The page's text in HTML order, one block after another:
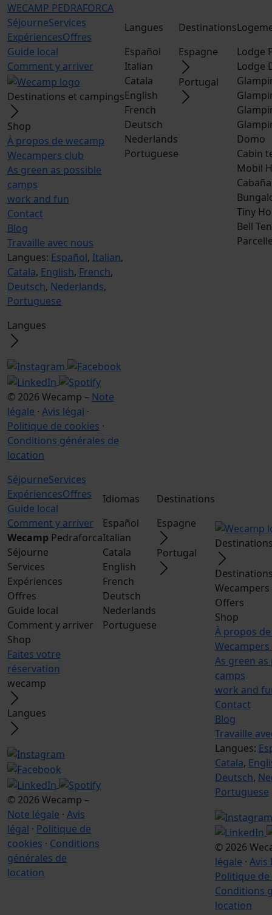
WECAMP PEDRAFORCA
SéjourneServices
ExpériencesOffres
Guide local
Comment y arriver
Destinations et campings
Shop
À propos de wecamp
Wecampers club
As green as possible
camps
work and fun
Contact
Blog
Travaille avec nous
Langues: Español, Italian,
Catala, English, French,
Deutsch, Nederlands,
Portuguese
Langues
© 2026 Wecamp – Note
légale · Avis légal ·
Politique de cookies ·
Conditions générales de
location
Langues
Español
Italian
Catala
English
French
Deutsch
Nederlands
Portuguese
Destinations
Espagne
Portugal
Lodge
Lodge
Domo
Cabin
Mobil
Tiny
Bell
SéjourneServices
ExpériencesOffres
Guide local
Comment y arriver
Wecamp Pedraforca
Séjourne
Services
Expériences
Offres
Guide local
Comment y arriver
Shop
Faites votre
réservation
wecamp
Langues
© 2026 Wecamp –
Note légale · Avis
légal · Politique de
cookies · Conditions
générales de
location
Idiomas
Español
Italian
Catala
English
French
Deutsch
Nederlands
Portuguese
Destinations
Espagne
Portugal
Offers
Shop
À propos
As green
camps
work and
Contact
Blog
Travaille
Langues:
Catala,
Deutsch,
Portuguese
© 2026
légale · Avis
Politique
Conditions
location